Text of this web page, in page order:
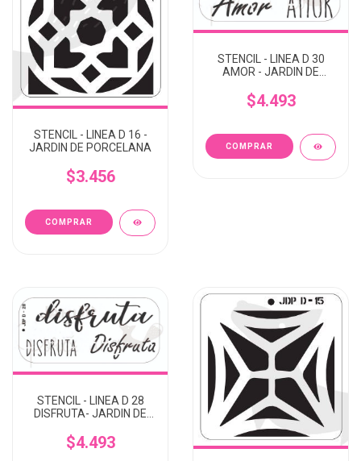
STENCIL - LINEA D 16 -
JARDIN DE PORCELANA
$3.456
STENCIL - LINEA D 30
AMOR - JARDIN DE
$4.493
STENCIL - LINEA D 28
DISFRUTA- JARDIN DE
$4.493